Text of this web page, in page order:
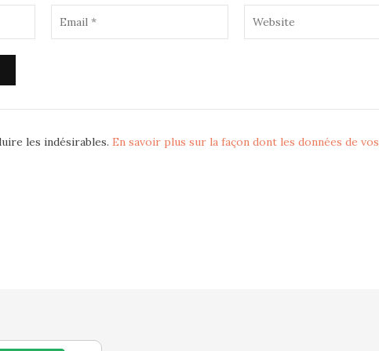
les indésirables. En savoir plus sur la façon dont les données de vos